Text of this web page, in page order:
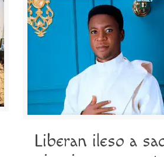
Liberan ileso a